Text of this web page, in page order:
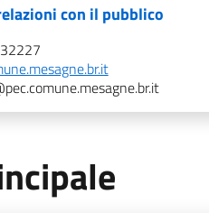
con il pubblico